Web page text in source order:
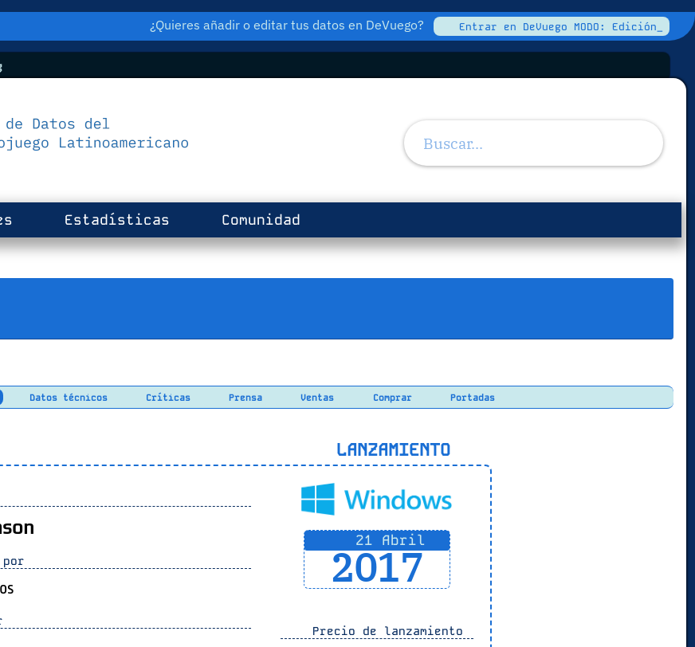
¿Quieres añadir o editar tus datos en DeVuego? Entrar en DeVuego MODO: Edición_
Estadísticas Comunidad
Datos técnicos Críticas Prensa Ventas Comprar Portadas
LANZAMIENTO
21 Abril
2017
Precio de lanzamiento